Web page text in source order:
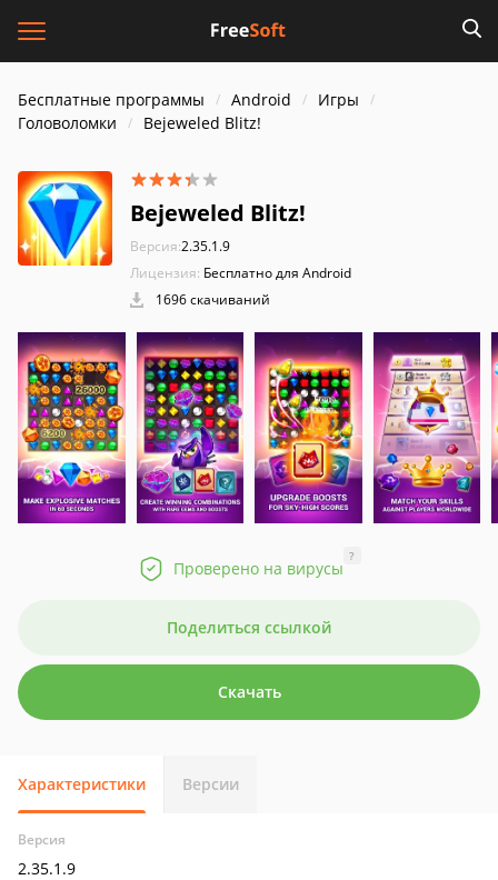
Бесплатные программы Android
Игры
Головоломки
Bejeweled Blitz!
Bejeweled Blitz!
Версия:2.35.1.9
Лицензия: Бесплатно для Android
1696 скачиваний
Проверено на вирусы
?
Поделиться ссылкой
Скачать
Характеристики Версии
Версия
2.35.1.9